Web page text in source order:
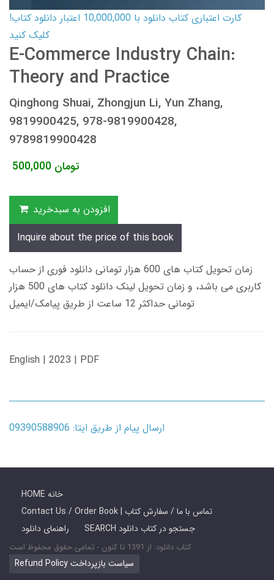
کارت اعتباری کتاب دانلود با 10,000,000 اعتبار دانلود کتاب!
کلیک کنید
E-Commerce Industry Chain:
Theory and Practice
Qinghong Shuai, Zhongjun Li, Yun Zhang,
9819900425, 978-9819900428,
9789819900428
500,000 تومان
افزودن به سبدخرید
Inquire about the price of this book
زمان تحویل کتاب های 600 هزار تومانی دانلود فوری از حساب
کاربری می باشد، و زمان تحویل لینک دانلود کتاب های 500 هزار
تومانی حداکثر 12 ساعت از طریق پیامک/ایمیل
English | 2023 | PDF
ارسال پیام از طریق ایتا: 09390588906
HOME خانه
Contact Us / Order Book | تماس با ما / سفارش کتاب
راهنمای دانلود
SEARCH جستجو در کتاب دانلود
کتاب دانلود: از 1391 تا کنون - تمامی حقوق محفوظ است
Refund Policy سیاست بازپرداخت